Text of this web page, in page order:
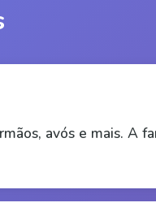
avós e mais. A